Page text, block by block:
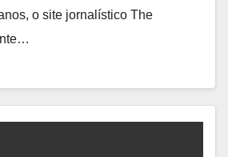
o site jornalístico The